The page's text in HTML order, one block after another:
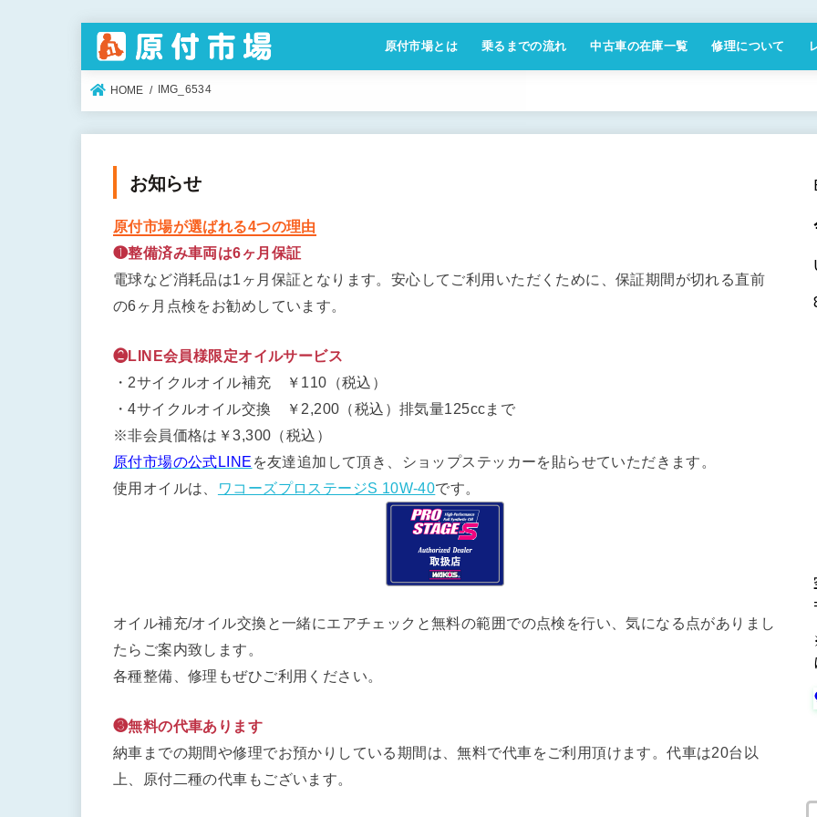
原付市場とは 乗るまでの流れ 中古車の在庫一覧 修理について
HOME IMG_6534
お知らせ
原付市場が選ばれる4つの理由
❶整備済み車両は6ヶ月保証
電球など消耗品は1ヶ月保証となります。安心してご利用いただくために、保証期間が切れる直前
の6ヶ月点検をお勧めしています。
❷LINE会員様限定オイルサービス
・2サイクルオイル補充 ￥110（税込）
・4サイクルオイル交換 ￥2,200（税込）排気量125ccまで
※非会員価格は￥3,300（税込）
原付市場の公式LINE を友達追加して頂き、ショップステッカーを貼らせていただきます。
使用オイルは、
ワコーズプロステージS 10W-40です。
オイル補充/オイル交換と一緒にエアチェックと無料の範囲での点検を行い、気になる点がありまし
たらご案内致します。
各種整備、修理もぜひご利用ください。
❸無料の代車あります
納車までの期間や修理でお預かりしている期間は、無料で代車をご利用頂けます。代車は20台以
上、原付二種の代車もございます。